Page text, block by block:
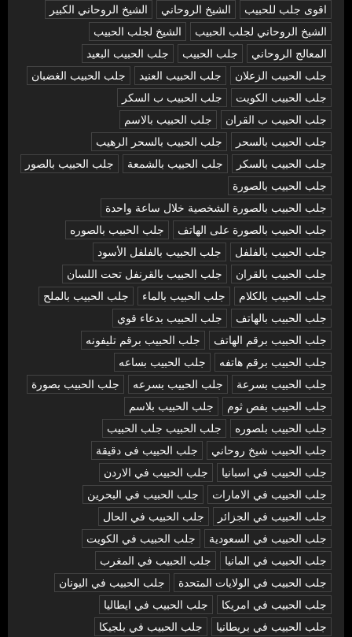
اقوى جلب للحبيب
الشيخ الروحاني
الشيخ الروحاني الكبير
الشيخ الروحاني لجلب الحبيب
الشيخ لجلب الحبيب
المعالج الروحاني
جلب الحبيب
جلب الحبيب البعيد
جلب الحبيب الزعلان
جلب الحبيب العنيد
جلب الحبيب الغضبان
جلب الحبيب الكويت
جلب الحبيب ب السكر
جلب الحبيب ب القران
جلب الحبيب بالاسم
جلب الحبيب بالسحر
جلب الحبيب بالسحر الرهيب
جلب الحبيب بالسكر
جلب الحبيب بالشمعة
جلب الحبيب بالصور
جلب الحبيب بالصورة
جلب الحبيب بالصورة الشخصية خلال ساعة واحدة
جلب الحبيب بالصورة على الهاتف
جلب الحبيب بالصوره
جلب الحبيب بالفلفل
جلب الحبيب بالفلفل الأسود
جلب الحبيب بالقران
جلب الحبيب بالقرنفل تحت اللسان
جلب الحبيب بالكلام
جلب الحبيب بالماء
جلب الحبيب بالملح
جلب الحبيب بالهاتف
جلب الحبيب بدعاء قوي
جلب الحبيب برقم الهاتف
جلب الحبيب برقم تليفونه
جلب الحبيب برقم هاتفه
جلب الحبيب بساعه
جلب الحبيب بسرعة
جلب الحبيب بسرعه
جلب الحبيب بصورة
جلب الحبيب بفص ثوم
جلب الحبيب بلاسم
جلب الحبيب بلصوره
جلب الحبيب جلب الحبيب
جلب الحبيب شيخ روحاني
جلب الحبيب فى دقيقة
جلب الحبيب في اسبانيا
جلب الحبيب في الاردن
جلب الحبيب في الامارات
جلب الحبيب في البحرين
جلب الحبيب في الجزائر
جلب الحبيب في الحال
جلب الحبيب في السعودية
جلب الحبيب في الكويت
جلب الحبيب في المانيا
جلب الحبيب في المغرب
جلب الحبيب في الولايات المتحدة
جلب الحبيب في اليونان
جلب الحبيب في امريكا
جلب الحبيب في ايطاليا
جلب الحبيب في بريطانيا
جلب الحبيب في بلجيكا